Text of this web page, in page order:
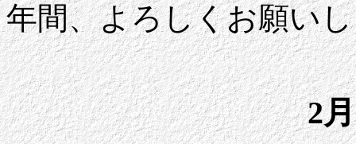
年間、よろしくお願い
2